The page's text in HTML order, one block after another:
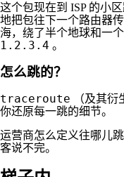
这个包现在到 ISP 的小
地把包往下一个路由器
海，绕了半个地球和一
1.2.3.4 。
怎么跳的？
traceroute （及其衍
你还原每一跳的细节。
运营商怎么定义往哪儿
客说不完。